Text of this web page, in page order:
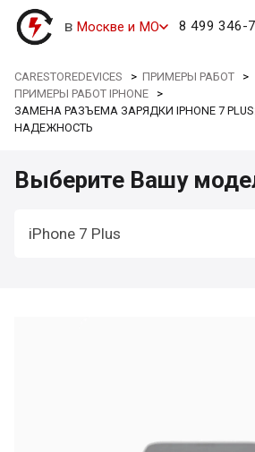
в Москве и МО 8 499 346-
CARESTOREDEVICES >ПРИМЕРЫ РАБОТ >
ПРИМЕРЫ РАБОТ IPHONE >
ЗАМЕНА РАЗЪЕМА ЗАРЯДКИ IPHONE 7
НАДЕЖНОСТЬ
Выберите Вашу
iPhone 7 Plus